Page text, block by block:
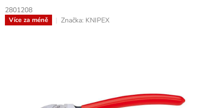
2801208
Více za méně Značka: KNIPEX